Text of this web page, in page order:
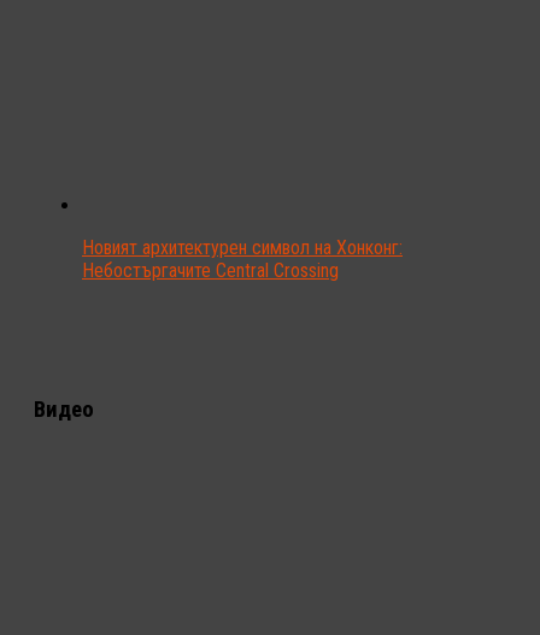
Новият архитектурен символ на Хонконг:
Небостъргачите Central Crossing
Видео